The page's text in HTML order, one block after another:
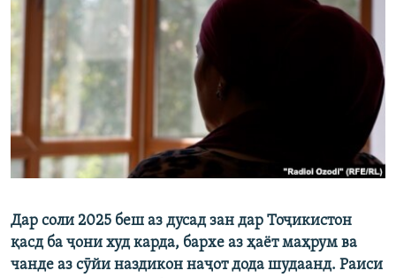
ПАЙГИРӢ КУНЕД
Дар соли 2025 беш аз дусад зан дар Тоҷикистон
қасд ба ҷони худ карда, бархе аз ҳаёт маҳрум ва
чанде аз сӯйи наздикон наҷот дода шудаанд. Раиси